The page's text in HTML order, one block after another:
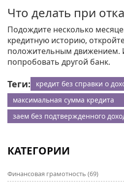
Что делать при
Подождите несколько
кредитную историю,
положительным движением.
попробовать другой банк.
Теги:
кредит без справки о
максимальная сумма кредита
заем без подтвержденного
КАТЕГОРИИ
Финансовая грамотность (69)